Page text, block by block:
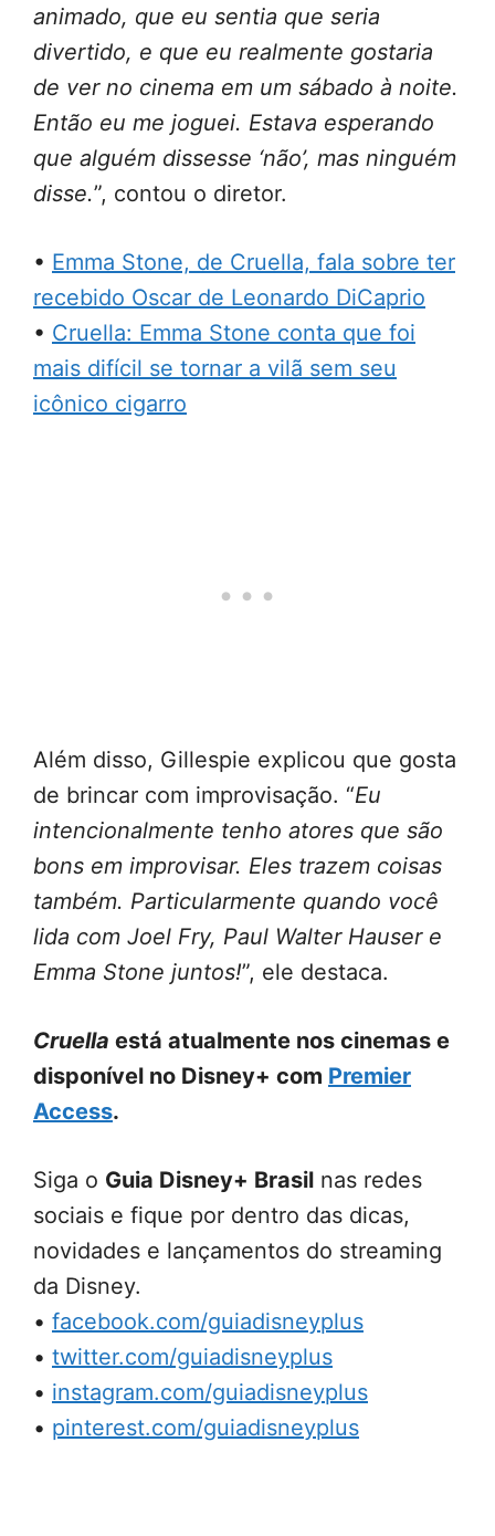
animado, que eu sentia que seria
divertido, e que eu realmente gostaria
de ver no cinema em um sábado à noite.
Então eu me joguei. Estava esperando
que alguém dissesse ‘não’, mas ninguém
disse.”, contou o diretor.
• Emma Stone, de Cruella, fala sobre ter
recebido Oscar de Leonardo DiCaprio
• Cruella: Emma Stone conta que foi
mais difícil se tornar a vilã sem seu
icônico cigarro
Além disso, Gillespie explicou que gosta
de brincar com improvisação. “Eu
intencionalmente tenho atores que são
bons em improvisar. Eles trazem coisas
também. Particularmente quando você
lida com Joel Fry, Paul Walter Hauser e
Emma Stone juntos!”, ele destaca.
Cruella está atualmente nos cinemas e
disponível no Disney+ com Premier
Access.
Siga o Guia Disney+ Brasil nas redes
sociais e fique por dentro das dicas,
novidades e lançamentos do streaming
da Disney.
• facebook.com/guiadisneyplus
• twitter.com/guiadisneyplus
• instagram.com/guiadisneyplus
• pinterest.com/guiadisneyplus